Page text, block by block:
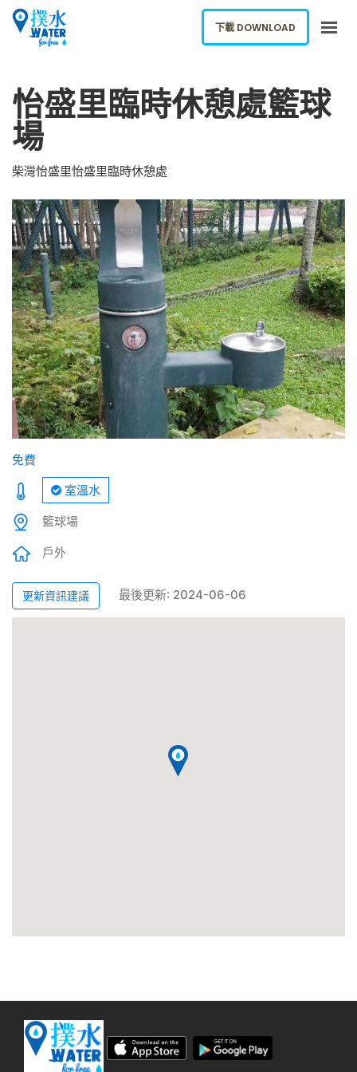
關於我們
下載應用
報告新飲水機
ENGLISH
下載 DOWNLOAD
怡盛里臨時休憩處籃球
場
柴灣怡盛里怡盛里臨時休憩處
免費
室溫水
籃球場
戶外
更新資訊建議 最後更新: 2024-06-06
下載 DOWNLOAD